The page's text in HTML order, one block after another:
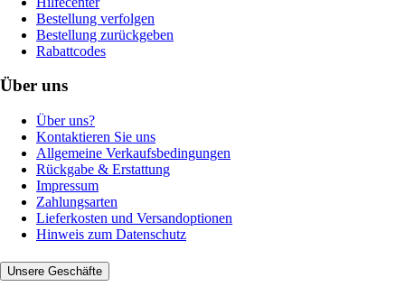
Bestellung verfolgen
Bestellung zurückgeben
Rabattcodes
Über uns
Über uns?
Kontaktieren Sie uns
Allgemeine Verkaufsbedingungen
Rückgabe & Erstattung
Impressum
Zahlungsarten
Lieferkosten und Versandoptionen
Hinweis zum Datenschutz
Unsere Geschäfte